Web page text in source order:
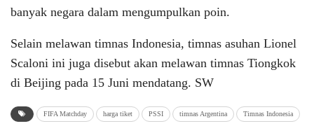
banyak negara dalam mengumpulkan poin.
Selain melawan timnas Indonesia, timnas asuhan Lionel
Scaloni ini juga disebut akan melawan timnas Tiongkok
di Beijing pada 15 Juni mendatang. SW
FIFA Matchday harga tiket PSSI timnas Argentina Timnas Indonesia